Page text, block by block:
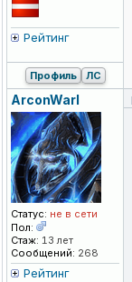
Рейтинг
Профиль ЛС
ArconWarl
Статус: не в сети
Пол:
Стаж: 13 лет
Сообщений: 268
Рейтинг